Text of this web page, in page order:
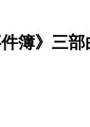
簿》三